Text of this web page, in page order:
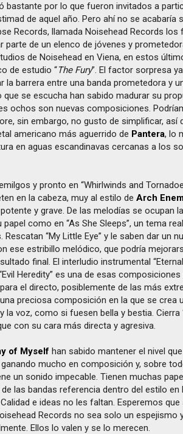
bastante por lo que fueron invitados a
de aquel año. Pero ahí no se acabaría
Records, llamada Noisehead Records los
parte de un elenco de jóvenes y
de Noisehead en Viena, en estos
de estudio “The Fury”. El factor sorpresa
la barrera entre una banda prometedora y
que se escucha han sabido madurar su
ochos son nuevas composiciones.
sin embargo, no gusto de simplificar, así
americano más aguerrido de Pantera, lo
en aguas escandinavas cercanas a los
y pronto en “Whirlwinds and
en la cabeza, muy al estilo deArch
y grave. De las melodías se ocupan
papel como en “As She Sleeps”, un tema
“My Little Eye” y le saben dar un
ese estribillo melódico, que podría
final. El interludio instrumental
Heredity” es una de esas
el directo, posiblemente de las más
una preciosa composición en la que se crea
la voz, como si fuesen bella y bestia. Cierra
con su cara más directa y agresiva.
of Myself han sabido mantener el nivel
mucho en composición y, sobre
un sonido impecable. Tienen muchas
las bandas referencia dentro del estilo en
e ideas no les faltan. Esperemos
Records no sea solo un espejismo
Ellos lo valen y se lo merecen.